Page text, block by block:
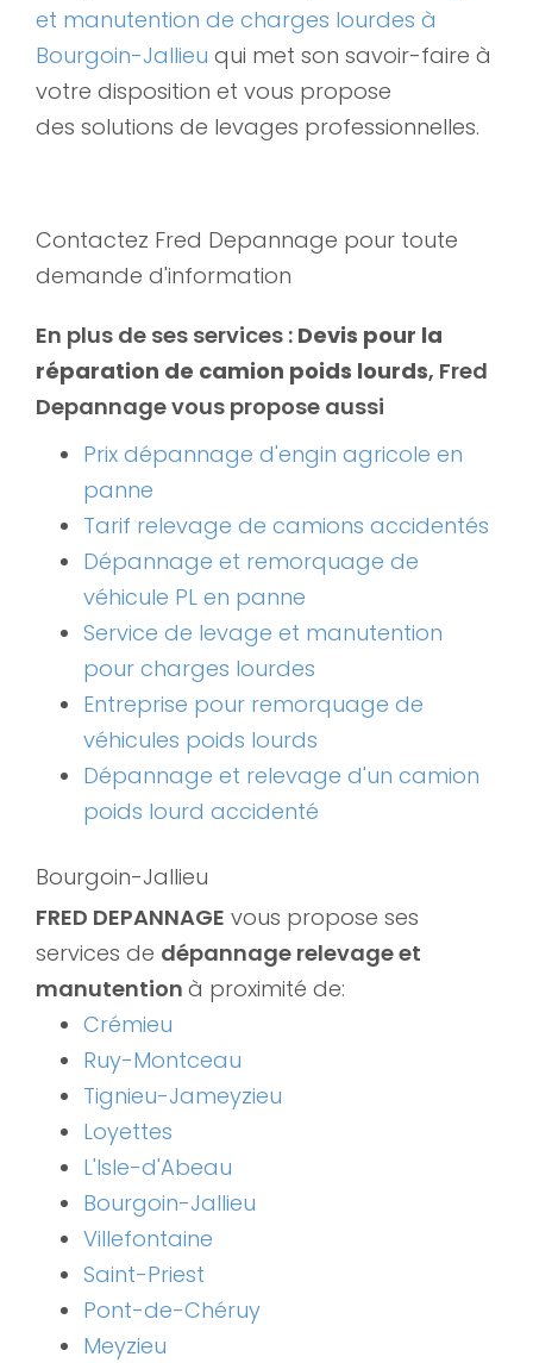
et manutention de charges lourdes à
Bourgoin-Jallieu qui met son savoir-faire à
votre disposition et vous propose
des solutions de levages professionnelles.
Contactez Fred Depannage pour toute
demande d'information
En plus de ses services : Devis pour la
réparation de camion poids lourds, Fred
Depannage vous propose aussi
Prix dépannage d'engin agricole en
panne
Tarif relevage de camions accidentés
Dépannage et remorquage de
véhicule PL en panne
Service de levage et manutention
pour charges lourdes
Entreprise pour remorquage de
véhicules poids lourds
Dépannage et relevage d'un camion
poids lourd accidenté
Bourgoin-Jallieu
FRED DEPANNAGE vous propose ses
services de dépannage relevage et
manutention à proximité de:
Crémieu
Ruy-Montceau
Tignieu-Jameyzieu
Loyettes
L'Isle-d'Abeau
Bourgoin-Jallieu
Villefontaine
Saint-Priest
Pont-de-Chéruy
Meyzieu